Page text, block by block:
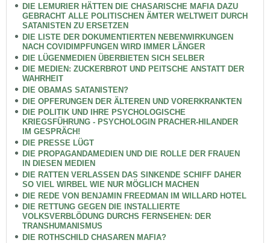
DIE LEMURIER HÄTTEN DIE CHASARISCHE MAFIA DAZU
GEBRACHT ALLE POLITISCHEN ÄMTER WELTWEIT DURCH
SATANISTEN ZU ERSETZEN
DIE LISTE DER DOKUMENTIERTEN NEBENWIRKUNGEN
NACH COVIDIMPFUNGEN WIRD IMMER LÄNGER
DIE LÜGENMEDIEN ÜBERBIETEN SICH SELBER
DIE MEDIEN: ZUCKERBROT UND PEITSCHE ANSTATT DER
WAHRHEIT
DIE OBAMAS SATANISTEN?
DIE OPFERUNGEN DER ÄLTEREN UND VORERKRANKTEN
DIE POLITIK UND IHRE PSYCHOLOGISCHE
KRIEGSFÜHRUNG - PSYCHOLOGIN PRACHER-HILANDER
IM GESPRÄCH!
DIE PRESSE LÜGT
DIE PROPAGANDAMEDIEN UND DIE ROLLE DER FRAUEN
IN DIESEN MEDIEN
DIE RATTEN VERLASSEN DAS SINKENDE SCHIFF DAHER
SO VIEL WIRBEL WIE NUR MÖGLICH MACHEN
DIE REDE VON BENJAMIN FREEDMAN IM WILLARD HOTEL
DIE RETTUNG GEGEN DIE INSTALLIERTE
VOLKSVERBLÖDUNG DURCHS FERNSEHEN: DER
TRANSHUMANISMUS
DIE ROTHSCHILD CHASAREN MAFIA?